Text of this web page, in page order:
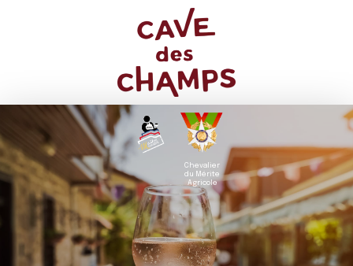
Chevalier
du Mérite
Agricole